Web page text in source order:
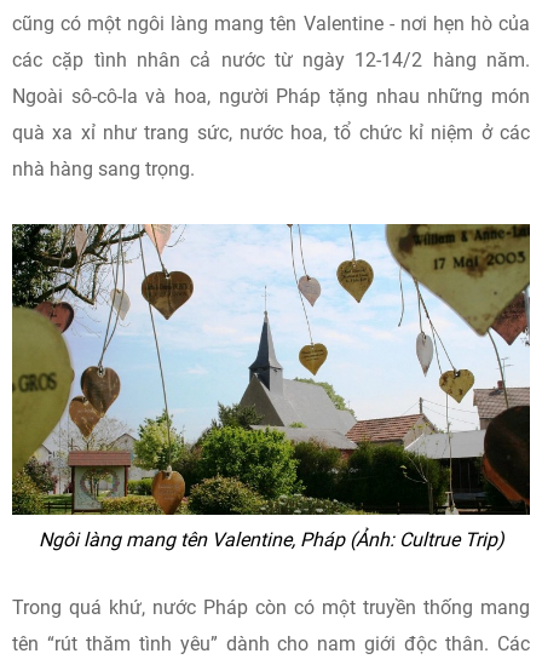
cũng có một ngôi làng mang tên Valentine - nơi hẹn hò của
các cặp tình nhân cả nước từ ngày 12-14/2 hàng năm.
Ngoài sô-cô-la và hoa, người Pháp tặng nhau những món
quà xa xỉ như trang sức, nước hoa, tổ chức kỉ niệm ở các
nhà hàng sang trọng.
Ngôi làng mang tên Valentine, Pháp (Ảnh: Cultrue Trip)
Trong quá khứ, nước Pháp còn có một truyền thống mang
tên “rút thăm tình yêu” dành cho nam giới độc thân. Các